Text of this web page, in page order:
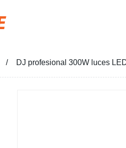
DJ profesional 300W luces